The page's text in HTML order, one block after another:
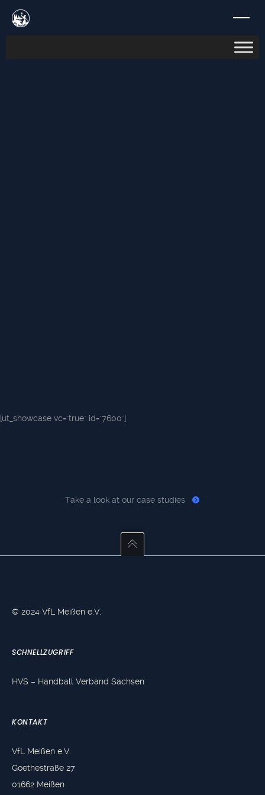
[ut_showcase vc="true" id="7600"]
Take a look at our case studies
© 2024 VfL Meißen e.V.
SCHNELLZUGRIFF
HVS – Handball Verband Sachsen
KONTAKT
VfL Meißen e.V.
Goethestraße 27
01662 Meißen